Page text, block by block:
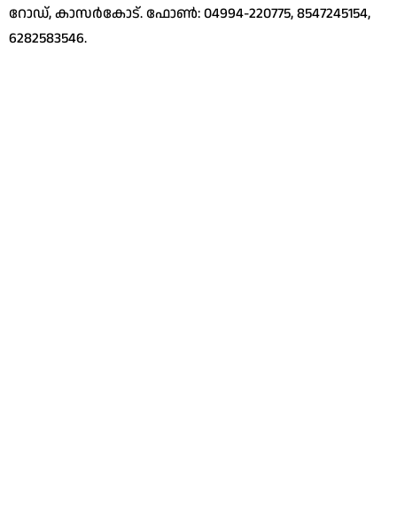
റോഡ്, കാസര്‍കോട്. ഫോണ്‍: 04994-220775, 8547245154,
6282583546.